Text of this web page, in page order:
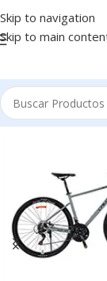
Skip to navigation
Skip to main